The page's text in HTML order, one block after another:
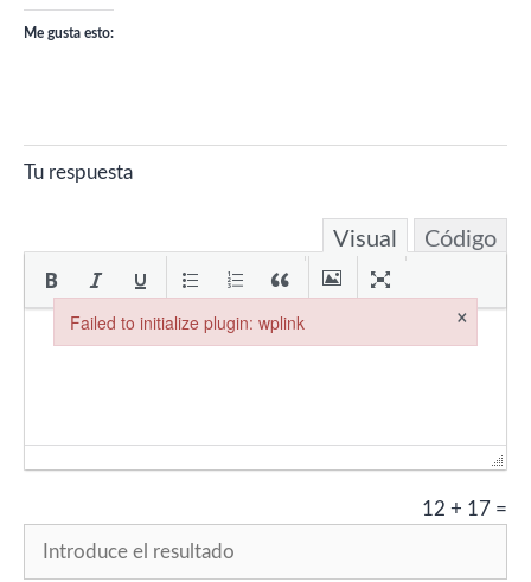
Me gusta esto:
Tu respuesta
Visual Código
12 + 17 =
Failed to initialize plugin: wplink ×
Failed to initialize plugin: wplink